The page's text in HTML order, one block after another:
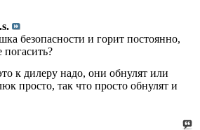
безопасности и горит постоянно,
погасить?
к дилеру надо, они обнулят или
просто, так что просто обнулят и